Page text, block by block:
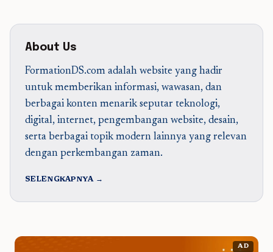
About Us
FormationDS.com adalah website yang hadir
untuk memberikan informasi, wawasan, dan
berbagai konten menarik seputar teknologi,
digital, internet, pengembangan website, desain,
serta berbagai topik modern lainnya yang relevan
dengan perkembangan zaman.
SELENGKAPNYA →
AD